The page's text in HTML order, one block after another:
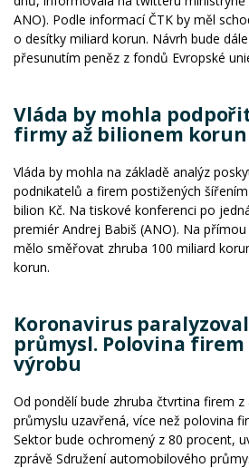
ANO). Podle informací ČTK by měl
o desítky miliard korun. Návrh bude
přesunutím peněz z fondů Evropské
Vláda by mohla
firmy až bilionem korun
Vláda by mohla na základě analýz
podnikatelů a firem postižených
bilion Kč. Na tiskové konferenci po
premiér Andrej Babiš (ANO). Na
mělo směřovat zhruba 100 miliard
korun.
Koronavirus
průmysl. Polovina
výrobu
Od pondělí bude zhruba čtvrtina firem
průmyslu uzavřená, více než polovina
Sektor bude ochromený z 80 procent,
zprávě Sdružení automobilového